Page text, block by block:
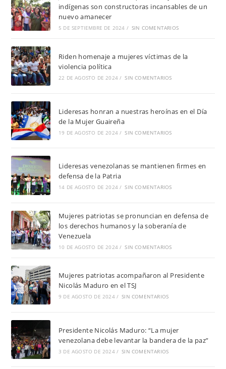
indígenas son constructoras incansables de un
nuevo amanecer
5 DE SEPTIEMBRE DE 2024 / SIN COMENTARIOS
Riden homenaje a mujeres víctimas de la
violencia política
22 DE AGOSTO DE 2024 / SIN COMENTARIOS
Lideresas honran a nuestras heroínas en el Día
de la Mujer Guaireña
19 DE AGOSTO DE 2024 / SIN COMENTARIOS
Lideresas venezolanas se mantienen firmes en
defensa de la Patria
14 DE AGOSTO DE 2024 / SIN COMENTARIOS
Mujeres patriotas se pronuncian en defensa de
los derechos humanos y la soberanía de
Venezuela
10 DE AGOSTO DE 2024 / SIN COMENTARIOS
Mujeres patriotas acompañaron al Presidente
Nicolás Maduro en el TSJ
9 DE AGOSTO DE 2024 / SIN COMENTARIOS
Presidente Nicolás Maduro: “La mujer
venezolana debe levantar la bandera de la paz”
3 DE AGOSTO DE 2024 / SIN COMENTARIOS